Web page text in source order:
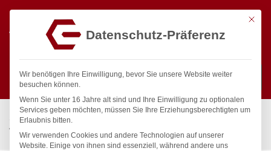
Suchen
Start / Gastronomiebedarf & Gastro Geräte für Profis
Wassertechnik
Wandventil celix Wandauslaufventil starr 1/2″
Mit
Datenschutz-Präferenz
Wir benötigen Ihre Einwilligung, bevor Sie unsere Website weiter
besuchen können.
Wenn Sie unter 16 Jahre alt sind und Ihre Einwilligung zu optionalen
Services geben möchten, müssen Sie Ihre Erziehungsberechtigten um
Erlaubnis bitten.
Wir verwenden Cookies und andere Technologien auf unserer
Website. Einige von ihnen sind essenziell, während andere uns